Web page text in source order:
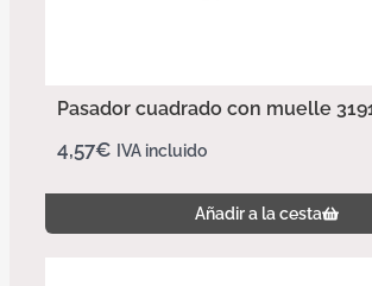
Pasador cuadrado con muelle
4,57€ IVA incluido
Añadir a la cesta